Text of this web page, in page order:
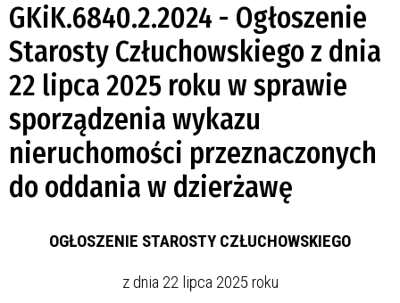
GKiK.6840.2.2024 - Ogłoszenie
Starosty Człuchowskiego z dnia
22 lipca 2025 roku w sprawie
sporządzenia wykazu
nieruchomości przeznaczonych
do oddania w dzierżawę
OGŁOSZENIE STAROSTY CZŁUCHOWSKIEGO
z dnia 22 lipca 2025 roku